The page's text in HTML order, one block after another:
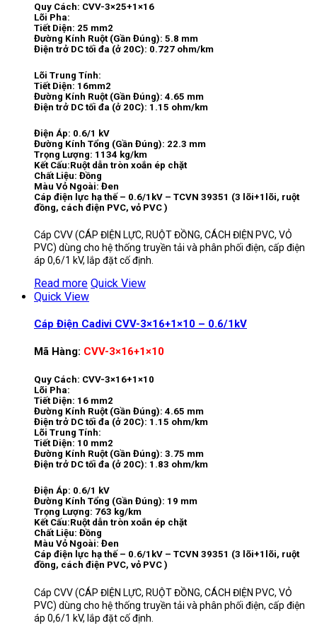
Quy Cách: CVV-3×25+1×16
Lõi Pha:
Tiết Diện: 25 mm2
Đường Kính Ruột (Gần Đúng): 5.8 mm
Điện trở DC tối đa (ở 20C): 0.727 ohm/km
Lõi Trung Tính:
Tiết Diện: 16mm2
Đường Kính Ruột (Gần Đúng): 4.65 mm
Điện trở DC tối đa (ở 20C): 1.15 ohm/km
Điện Áp: 0.6/1 kV
Đường Kính Tổng (Gần Đúng): 22.3 mm
Trọng Lượng: 1134 kg/km
Kết Cấu:Ruột dẫn tròn xoắn ép chặt
Chất Liệu: Đồng
Màu Vỏ Ngoài: Đen
Cáp điện lực hạ thế – 0.6/1kV – TCVN 39351 (3 lõi+1lõi, ruột
đồng, cách điện PVC, vỏ PVC )
Cáp CVV (CÁP ĐIỆN LỰC, RUỘT ĐỒNG, CÁCH ĐIỆN PVC, VỎ
PVC) dùng cho hệ thống truyền tải và phân phối điện, cấp điện
áp 0,6/1 kV, lắp đặt cố định.
Read more Quick View
Quick View
Cáp Điện Cadivi CVV-3×16+1×10 – 0.6/1kV
Mã Hàng: CVV-3×16+1×10
Quy Cách: CVV-3×16+1×10
Lõi Pha:
Tiết Diện: 16 mm2
Đường Kính Ruột (Gần Đúng): 4.65 mm
Điện trở DC tối đa (ở 20C): 1.15 ohm/km
Lõi Trung Tính:
Tiết Diện: 10 mm2
Đường Kính Ruột (Gần Đúng): 3.75 mm
Điện trở DC tối đa (ở 20C): 1.83 ohm/km
Điện Áp: 0.6/1 kV
Đường Kính Tổng (Gần Đúng): 19 mm
Trọng Lượng: 763 kg/km
Kết Cấu:Ruột dẫn tròn xoắn ép chặt
Chất Liệu: Đồng
Màu Vỏ Ngoài: Đen
Cáp điện lực hạ thế – 0.6/1kV – TCVN 39351 (3 lõi+1lõi, ruột
đồng, cách điện PVC, vỏ PVC )
Cáp CVV (CÁP ĐIỆN LỰC, RUỘT ĐỒNG, CÁCH ĐIỆN PVC, VỎ
PVC) dùng cho hệ thống truyền tải và phân phối điện, cấp điện
áp 0,6/1 kV, lắp đặt cố định.